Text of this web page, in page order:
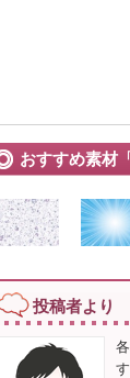
おすすめ素材
投稿者より